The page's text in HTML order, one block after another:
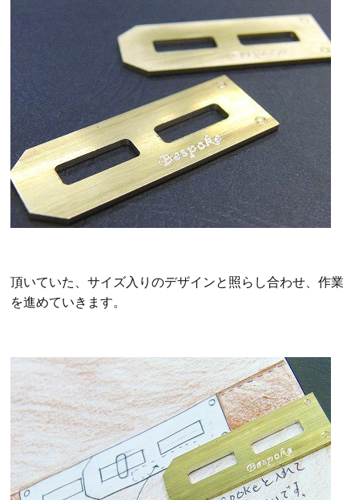
頂いていた、サイズ入りのデザインと照らし合わせ、作業
を進めていきます。